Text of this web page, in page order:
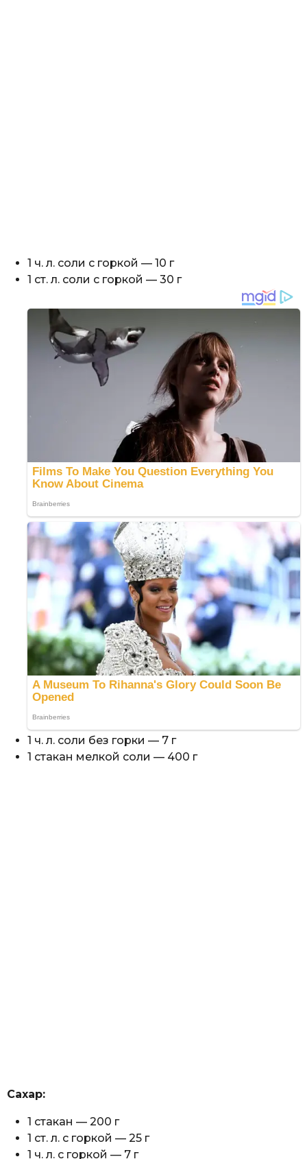
1 ч. л. соли с горкой — 10 г
1 ст. л. соли с горкой — 30 г
1 ч. л. соли без горки — 7 г
1 стакан мелкой соли — 400 г
Сахар:
1 стакан — 200 г
1 ст. л. с горкой — 25 г
1 ч. л. с горкой — 7 г